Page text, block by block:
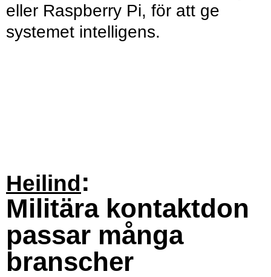
eller Raspberry Pi, för att ge
systemet intelligens.
Heilind:
Militära kontaktdon
passar många
branscher